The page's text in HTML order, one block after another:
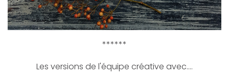
******
Les versions de l'équipe créative avec....